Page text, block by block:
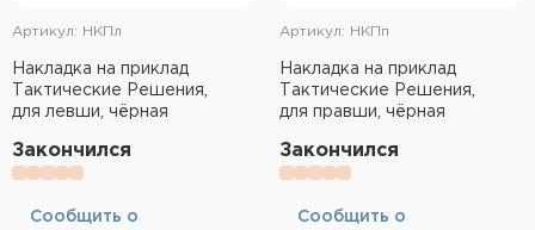
Комплекты
Артикул: НКПл
Накладка на приклад
Тактические Решения,
для левши, чёрная
Закончился
Cообщить о
Артикул: НКПп
Накладка на приклад
Тактические Решения,
для правши, чёрная
Закончился
Cообщить о